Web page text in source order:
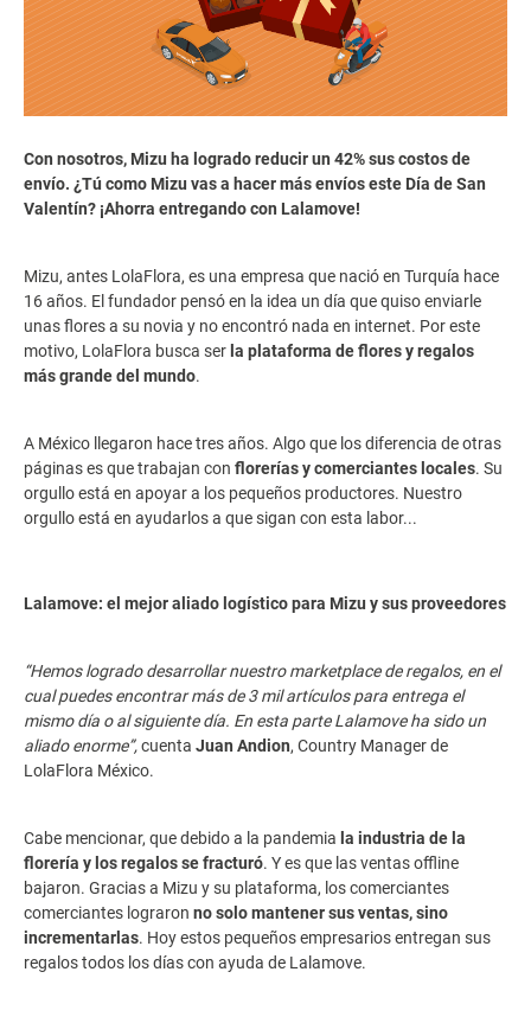
Con nosotros, Mizu ha logrado reducir un 42% sus costos de
envío. ¿Tú como Mizu vas a hacer más envíos este Día de San
Valentín? ¡Ahorra entregando con Lalamove!
Mizu, antes LolaFlora, es una empresa que nació en Turquía hace
16 años. El fundador pensó en la idea un día que quiso enviarle
unas flores a su novia y no encontró nada en internet. Por este
motivo, LolaFlora busca ser la plataforma de flores y regalos
más grande del mundo.
A México llegaron hace tres años. Algo que los diferencia de otras
páginas es que trabajan con florerías y comerciantes locales. Su
orgullo está en apoyar a los pequeños productores. Nuestro
orgullo está en ayudarlos a que sigan con esta labor...
Lalamove: el mejor aliado logístico para Mizu y sus proveedores
“Hemos logrado desarrollar nuestro marketplace de regalos, en el
cual puedes encontrar más de 3 mil artículos para entrega el
mismo día o al siguiente día. En esta parte Lalamove ha sido un
aliado enorme”,cuenta Juan Andion, Country Manager de
LolaFlora México.
Cabe mencionar, que debido a la pandemia la industria de la
florería y los regalos se fracturó. Y es que las ventas offline
bajaron. Gracias a Mizu y su plataforma, los comerciantes
comerciantes lograron no solo mantener sus ventas, sino
incrementarlas. Hoy estos pequeños empresarios entregan sus
regalos todos los días con ayuda de Lalamove.